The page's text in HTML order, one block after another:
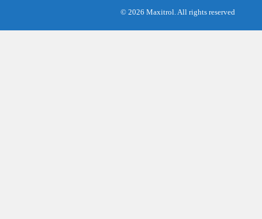
© 2026 Maxitrol. All rights reserved